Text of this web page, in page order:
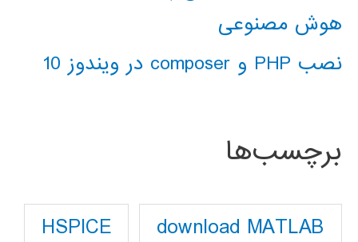
هوش مصنوعی
نصب PHP و composer در ویندوز 10
برچسب‌ها
download MATLAB
HSPICE